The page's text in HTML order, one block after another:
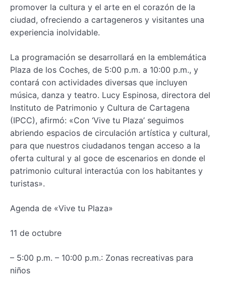
promover la cultura y el arte en el corazón de la
ciudad, ofreciendo a cartageneros y visitantes una
experiencia inolvidable.
La programación se desarrollará en la emblemática
Plaza de los Coches, de 5:00 p.m. a 10:00 p.m., y
contará con actividades diversas que incluyen
música, danza y teatro. Lucy Espinosa, directora del
Instituto de Patrimonio y Cultura de Cartagena
(IPCC), afirmó: «Con ‘Vive tu Plaza’ seguimos
abriendo espacios de circulación artística y cultural,
para que nuestros ciudadanos tengan acceso a la
oferta cultural y al goce de escenarios en donde el
patrimonio cultural interactúa con los habitantes y
turistas».
Agenda de «Vive tu Plaza»
11 de octubre
– 5:00 p.m. – 10:00 p.m.: Zonas recreativas para
niños